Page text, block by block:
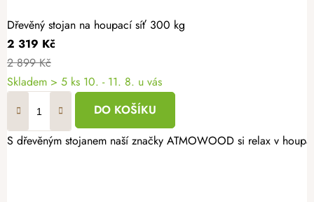
Dřevěný stojan na houpací síť 300 kg
2 319 Kč
2 899 Kč
Skladem > 5 ks 10. - 11. 8. u vás
DO KOŠÍKU
S dřevěným stojanem naší značky ATMOWOOD si relax v